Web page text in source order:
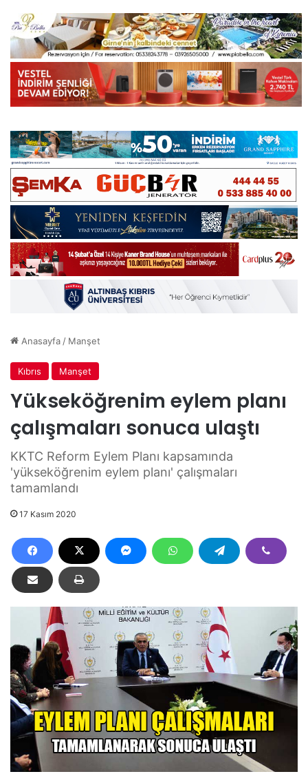
Anasayfa / Manşet
Kıbrıs Manşet
Yükseköğrenim eylem planı
çalışmaları sonuca ulaştı
KKTC Reform Eylem Planı kapsamında
'yükseköğrenim eylem planı' çalışmaları
tamamlandı
17 Kasım 2020